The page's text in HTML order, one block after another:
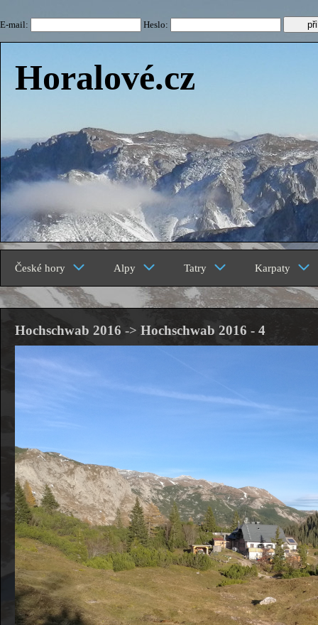
E-mail: Heslo:
Horalové.cz
České hory Alpy Tatry Karpaty
Hochschwab 2016 -> Hochschwab 2016 - 4